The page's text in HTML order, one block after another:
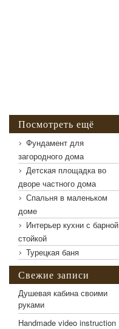
Посмотреть ещё
Фундамент для
загородного дома
Детская площадка во
дворе частного дома
Спальня в маленьком
доме
Интерьер кухни с барной
стойкой
Турецкая баня
Свежие записи
Душевая кабина своими
руками
Handmade video instruction